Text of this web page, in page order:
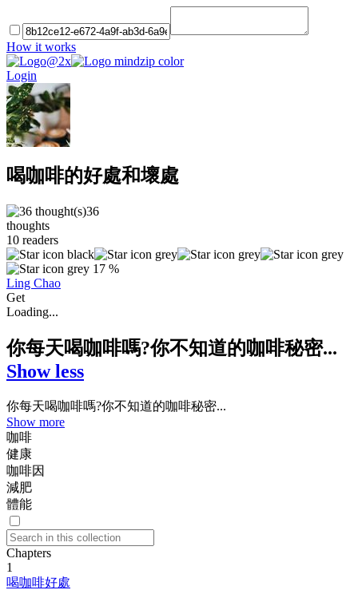
How it works
Login
喝咖啡的好處和壞處
36
thoughts
10 readers
17 %
Ling Chao
Get
Loading...
你每天喝咖啡嗎?你不知道的咖啡秘密...
Show less
你每天喝咖啡嗎?你不知道的咖啡秘密...
Show more
咖啡
健康
咖啡因
減肥
體能
Chapters
1
喝咖啡好處